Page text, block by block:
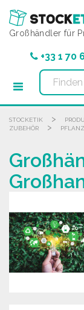
Großhändler für
+33 1 70
STOCKETIK >
ZUBEHÖR
>